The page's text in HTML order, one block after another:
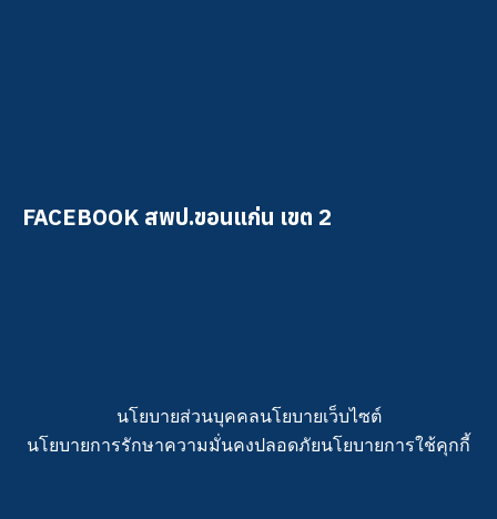
FACEBOOK สพป.ขอนแก่น เขต 2
นโยบายส่วนบุคคลนโยบายเว็บไซต์
นโยบายการรักษาความมั่นคงปลอดภัยนโยบายการใช้คุกกี้